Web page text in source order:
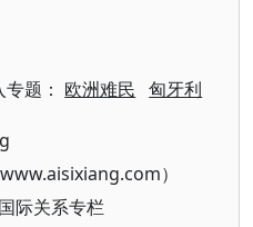
题： 欧洲难民 匈牙利
）
国际关系专栏